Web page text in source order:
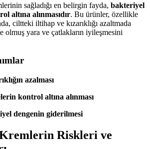
sağladığı en belirgin fayda, bakteriyel
altına alınmasıdır. Bu ürünler, özellikle
ciltteki iltihap ve kızarıklığı azaltmada
olmuş yara ve çatlakların iyileşmesini
azalması
kontrol altına alınması
dengenin giderilmesi
Riskleri ve